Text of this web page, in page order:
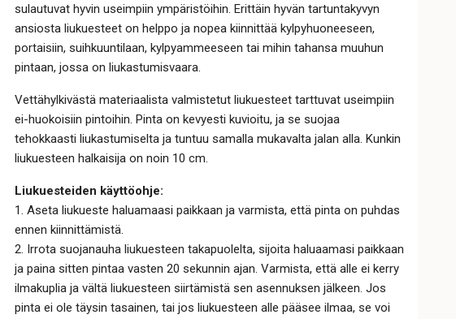
sulautuvat hyvin useimpiin ympäristöihin. Erittäin hyvän tartuntakyvyn
ansiosta liukuesteet on helppo ja nopea kiinnittää kylpyhuoneeseen,
portaisiin, suihkuuntilaan, kylpyammeeseen tai mihin tahansa muuhun
pintaan, jossa on liukastumisvaara.
Vettähylkivästä materiaalista valmistetut liukuesteet tarttuvat useimpiin
ei-huokoisiin pintoihin. Pinta on kevyesti kuvioitu, ja se suojaa
tehokkaasti liukastumiselta ja tuntuu samalla mukavalta jalan alla. Kunkin
liukuesteen halkaisija on noin 10 cm.
Liukuesteiden käyttöohje:
1. Aseta liukueste haluamaasi paikkaan ja varmista, että pinta on puhdas
ennen kiinnittämistä.
2. Irrota suojanauha liukuesteen takapuolelta, sijoita haluaamasi paikkaan
ja paina sitten pintaa vasten 20 sekunnin ajan. Varmista, että alle ei kerry
ilmakuplia ja vältä liukuesteen siirtämistä sen asennuksen jälkeen. Jos
pinta ei ole täysin tasainen, tai jos liukuesteen alle pääsee ilmaa, se voi